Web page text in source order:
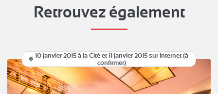
Retrouvez également
10 janvier 2015 à la Cité et 11 janvier 2015 sur internet (à
confirmer)